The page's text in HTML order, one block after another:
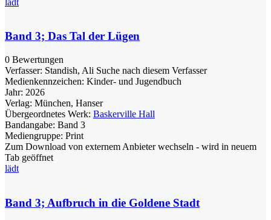
Band 3; Das Tal der Lügen
0 Bewertungen
Verfasser: Standish, Ali Suche nach diesem Verfasser
Medienkennzeichen: Kinder- und Jugendbuch
Jahr: 2026
Verlag: München, Hanser
Übergeordnetes Werk: Baskerville Hall
Bandangabe: Band 3
Mediengruppe: Print
Zum Download von externem Anbieter wechseln - wird in neuem
Tab geöffnet
lädt
Band 3; Aufbruch in die Goldene Stadt